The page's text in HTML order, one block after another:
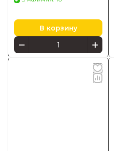
В корзину